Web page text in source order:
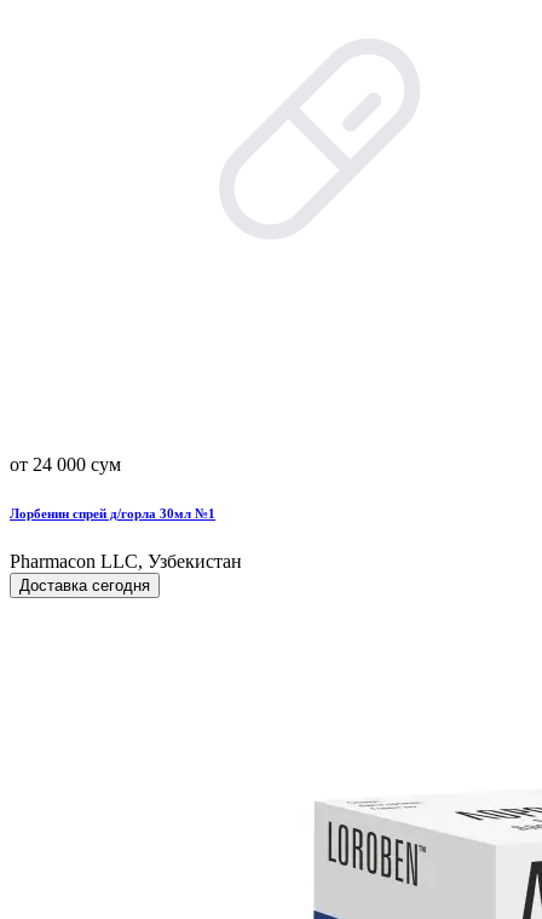
от 24 000 сум
Лорбенин спрей д/горла 30мл №1
Pharmacon LLC, Узбекистан
Доставка сегодня